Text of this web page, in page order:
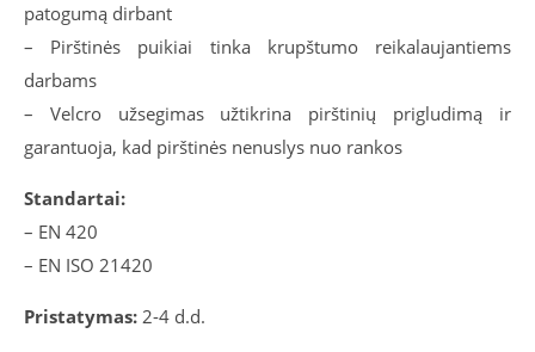
patogumą dirbant
– Pirštinės puikiai tinka krupštumo reikalaujantiems
darbams
– Velcro užsegimas užtikrina pirštinių prigludimą ir
garantuoja, kad pirštinės nenuslys nuo rankos
Standartai:
– EN 420
– EN ISO 21420
Pristatymas: 2-4 d.d.